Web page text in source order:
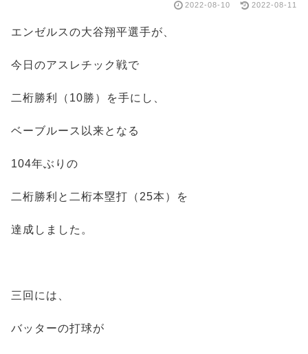
2022-08-10 2022-08-11
エンゼルスの大谷翔平選手が、
今日のアスレチック戦で
二桁勝利（10勝）を手にし、
ベーブルース以来となる
104年ぶりの
二桁勝利と二桁本塁打（25本）を
達成しました。
三回には、
バッターの打球が